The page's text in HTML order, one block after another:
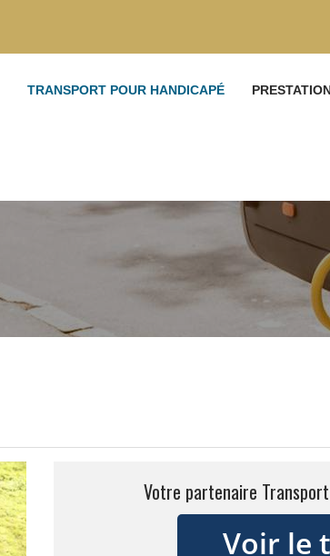
TRANSPORT POUR HANDICAPÉ
Votre partenaire